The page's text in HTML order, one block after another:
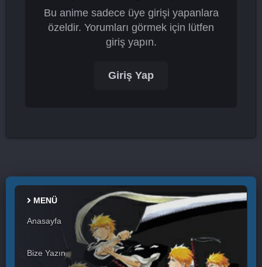
Bu anime sadece üye girişi yapanlara
özeldir. Yorumları görmek için lütfen
giriş yapın.
Giriş Yap
MENÜ
Anasayfa
Bize Yazın